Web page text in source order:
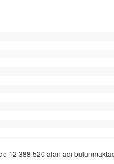
12 388 520 alan adı